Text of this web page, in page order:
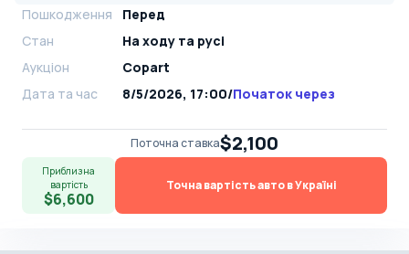
Пошкодження
Перед
Стан
На ​​ходу та русі
Аукціон
Copart
Дата та час
8/5/2026, 17:00/Початок через
Поточна ставка$2,100
Приблизна
вартість
$6,600
Точна вартість авто в Україні